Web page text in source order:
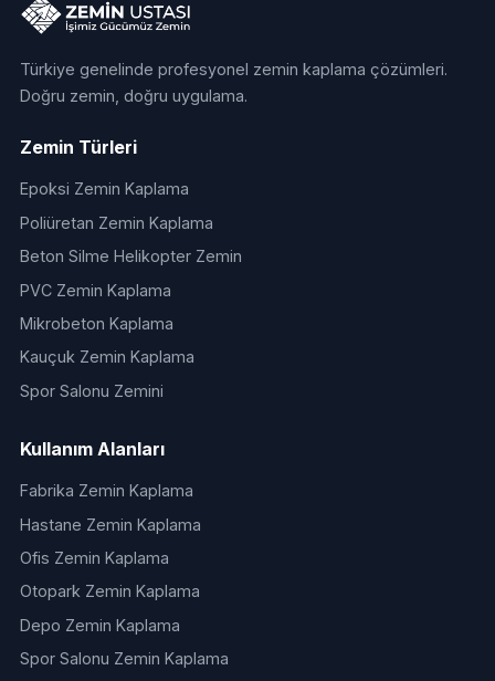
Türkiye genelinde profesyonel zemin kaplama çözümleri.
Doğru zemin, doğru uygulama.
Zemin Türleri
Epoksi Zemin Kaplama
Poliüretan Zemin Kaplama
Beton Silme Helikopter Zemin
PVC Zemin Kaplama
Mikrobeton Kaplama
Kauçuk Zemin Kaplama
Spor Salonu Zemini
Kullanım Alanları
Fabrika Zemin Kaplama
Hastane Zemin Kaplama
Ofis Zemin Kaplama
Otopark Zemin Kaplama
Depo Zemin Kaplama
Spor Salonu Zemin Kaplama